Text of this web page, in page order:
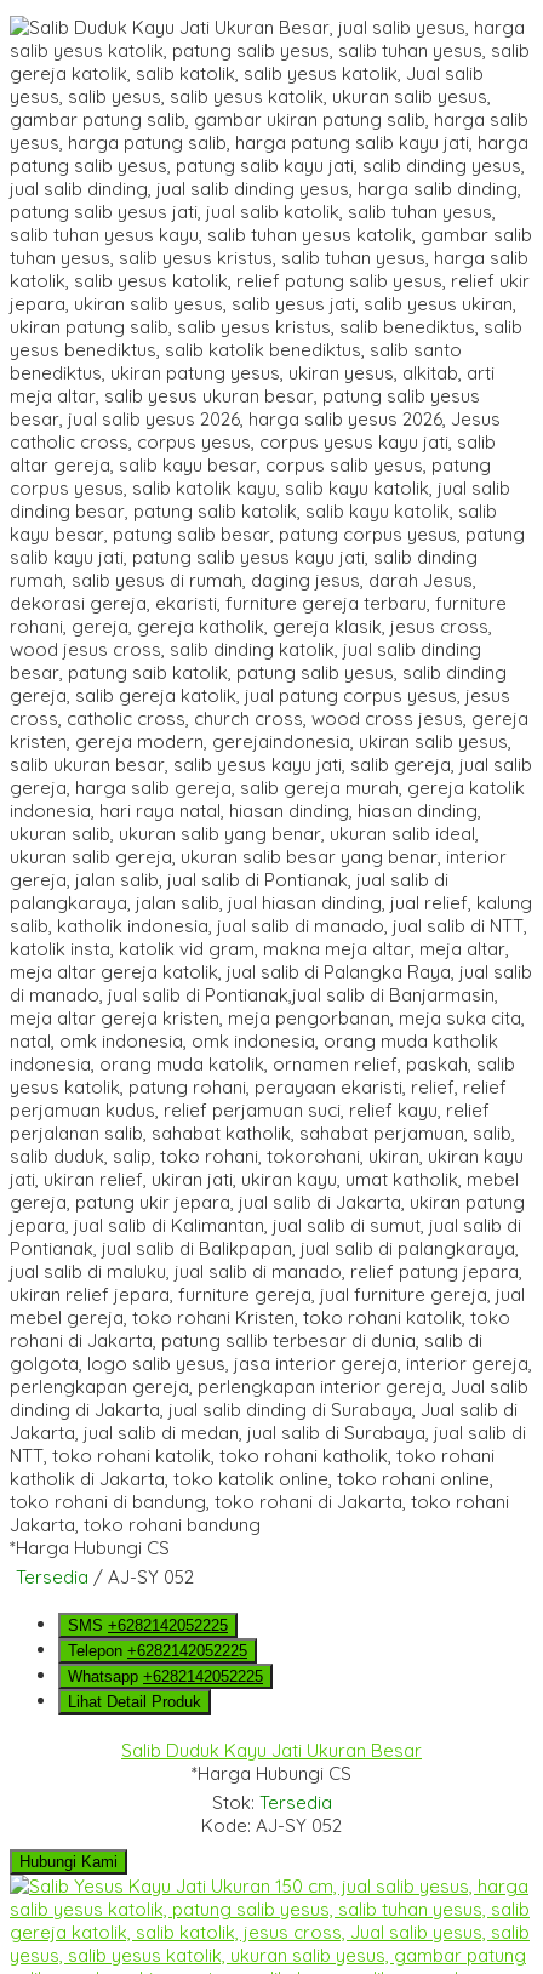
*Harga Hubungi CS
Tersedia / AJ-SY 052
SMS +6282142052225
Telepon +6282142052225
Whatsapp +6282142052225
Lihat Detail Produk
Salib Duduk Kayu Jati Ukuran Besar
*Harga Hubungi CS
Stok: Tersedia
Kode: AJ-SY 052
Hubungi Kami